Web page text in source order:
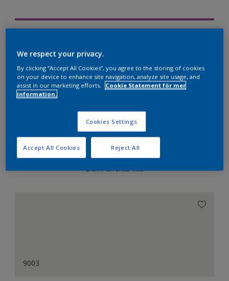
Nordsjö Professional Expert app
Visualisera kulören på din vägg
Kulörkombinationer
Den Perfekta Vita
9003
We respect your privacy.
By clicking “Accept All Cookies”, you agree to the storing of cookies
on your device to enhance site navigation, analyze site usage, and
assist in our marketing efforts.
Cookie Statement för mer
information.
Cookies Settings
Reject All
Accept All Cookies